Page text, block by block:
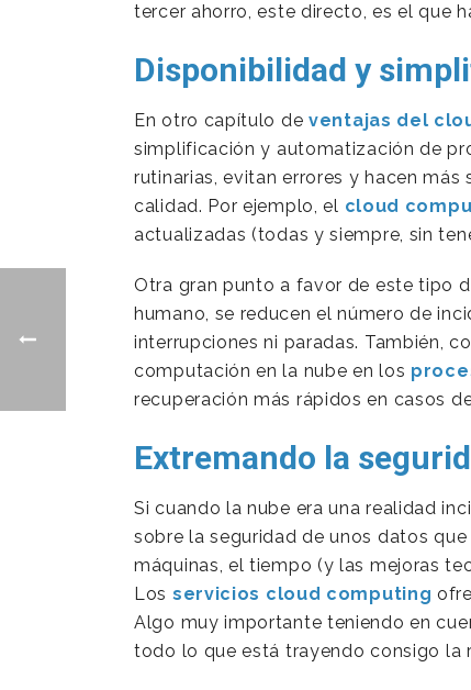
tercer ahorro, este directo, es el que
Disponibilidad y
En otro capítulo de ventajas del
simplificación y automatización de
rutinarias, evitan errores y hacen
calidad. Por ejemplo, el cloud
actualizadas (todas y siempre, sin
Otra gran punto a favor de este tipo
humano, se reducen el número de
interrupciones ni paradas. También,
computación en la nube en los
recuperación más rápidos en casos
Extremando la
Si cuando la nube era una realidad
sobre la seguridad de unos datos
máquinas, el tiempo (y las mejoras
Los servicios cloud computing
Algo muy importante teniendo en
todo lo que está trayendo consigo la